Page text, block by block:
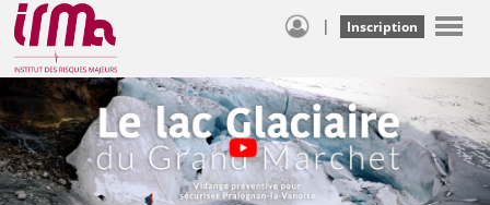
| Inscription